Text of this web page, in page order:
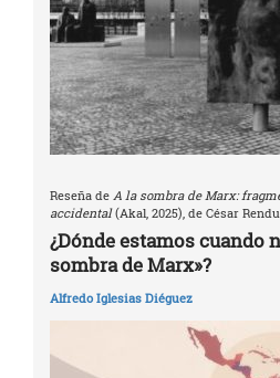
Reseña de A la sombra de Marx:
accidental(Akal, 2025), de César
¿Dónde estamos cuando
sombra de Marx»?
Alfredo Iglesias Diéguez